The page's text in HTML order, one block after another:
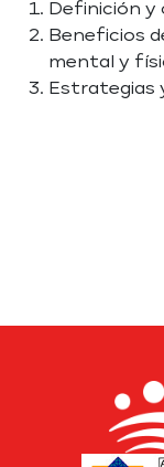
Definición y
Beneficios
mental y
Estrategias